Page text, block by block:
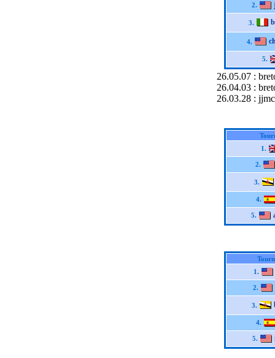
2.
3.
4.
5.
26.05.07 :
26.04.03 :
26.03.28 :
1.
2.
3.
4.
5.
1.
2.
3.
4.
5.